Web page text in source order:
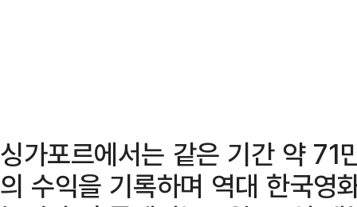
싱가포르에서는 같은 기간 약
의 수익을 기록하며 역대 한국영